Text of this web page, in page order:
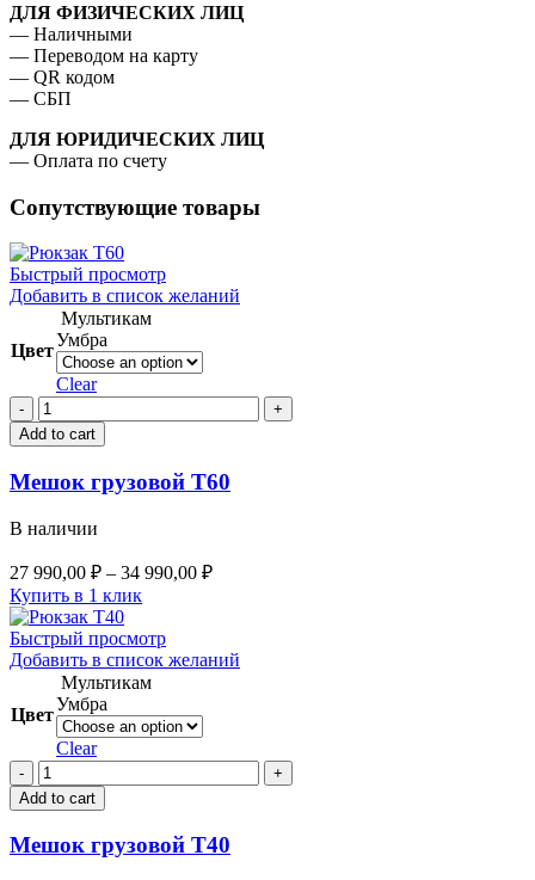
ДЛЯ ФИЗИЧЕСКИХ ЛИЦ
— Наличными
— ⁠Переводом на карту
— ⁠QR кодом
— ⁠СБП
ДЛЯ ЮРИДИЧЕСКИХ ЛИЦ
— Оплата по счету
Сопутствующие товары
Быстрый просмотр
Добавить в список желаний
Цвет
Мультикам
Умбра
Clear
Мешок
грузовой
Т60
Add to cart
Мешок грузовой Т60
В наличии
27 990,00 ₽ – 34 990,00 ₽
Купить в 1 клик
Быстрый просмотр
Добавить в список желаний
Цвет
Мультикам
Умбра
Clear
Мешок
грузовой
Т40
Add to cart
Мешок грузовой Т40